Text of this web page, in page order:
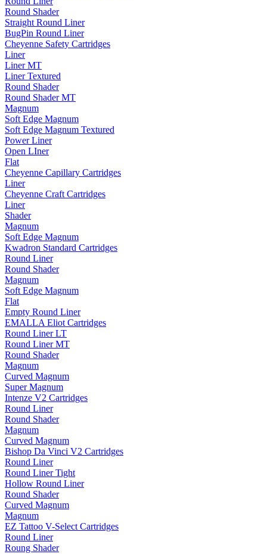
Round Shader
Straight Round Liner
BugPin Round Liner
Cheyenne Safety Cartridges
Liner
Liner MT
Liner Textured
Round Shader
Round Shader MT
Magnum
Soft Edge Magnum
Soft Edge Magnum Textured
Power Liner
Open LIner
Flat
Cheyenne Capillary Cartridges
Liner
Cheyenne Craft Cartridges
Liner
Shader
Magnum
Soft Edge Magnum
Kwadron Standard Cartridges
Round Liner
Round Shader
Magnum
Soft Edge Magnum
Flat
Empty Round Liner
EMALLA Eliot Cartridges
Round Liner LT
Round Liner MT
Round Shader
Magnum
Curved Magnum
Super Magnum
Intenze V2 Cartridges
Round Liner
Round Shader
Magnum
Curved Magnum
Bishop Da Vinci V2 Cartridges
Round Liner
Round Liner Tight
Hollow Round Liner
Round Shader
Curved Magnum
Magnum
EZ Tattoo V-Select Cartridges
Round Liner
Roung Shader